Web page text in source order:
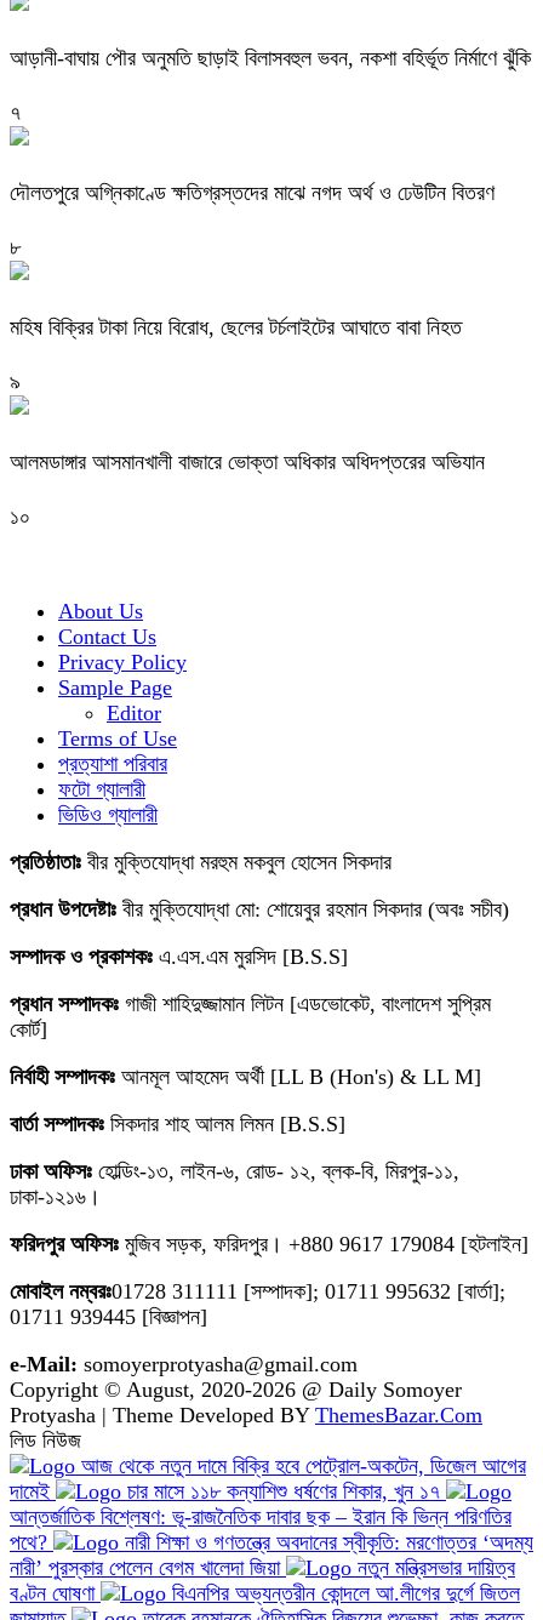
আড়ানী-বাঘায় পৌর অনুমতি ছাড়াই বিলাসবহুল ভবন, নকশা বহির্ভূত নির্মাণে ঝুঁকি
৭
দৌলতপুরে অগ্নিকাণ্ডে ক্ষতিগ্রস্তদের মাঝে নগদ অর্থ ও ঢেউটিন বিতরণ
৮
মহিষ বিক্রির টাকা নিয়ে বিরোধ, ছেলের টর্চলাইটের আঘাতে বাবা নিহত
৯
আলমডাঙ্গার আসমানখালী বাজারে ভোক্তা অধিকার অধিদপ্তরের অভিযান
১০
About Us
Contact Us
Privacy Policy
Sample Page
Editor
Terms of Use
প্রত্যাশা পরিবার
ফটো গ্যালারী
ভিডিও গ্যালারী
প্রতিষ্ঠাতাঃ বীর মুক্তিযোদ্ধা মরহুম মকবুল হোসেন সিকদার
প্রধান উপদেষ্টাঃ বীর মুক্তিযোদ্ধা মো: শোয়েবুর রহমান সিকদার (অবঃ সচীব)
সম্পাদক ও প্রকাশকঃ এ.এস.এম মুরসিদ [B.S.S]
প্রধান সম্পাদকঃ গাজী শাহিদুজ্জামান লিটন [এডভোকেট, বাংলাদেশ সুপ্রিম
কোর্ট]
নির্বাহী সম্পাদকঃ আনমূল আহমেদ অর্থী [LL B (Hon's) & LL M]
বার্তা সম্পাদকঃ সিকদার শাহ আলম লিমন [B.S.S]
ঢাকা অফিসঃ হোল্ডিং-১৩, লাইন-৬, রোড- ১২, ব্লক-বি, মিরপুর-১১,
ঢাকা-১২১৬।
ফরিদপুর অফিসঃ মুজিব সড়ক, ফরিদপুর। +880 9617 179084 [হটলাইন]
মোবাইল নম্বরঃ01728 311111 [সম্পাদক]; 01711 995632 [বার্তা];
01711 939445 [বিজ্ঞাপন]
e-Mail: somoyerprotyasha@gmail.com
Copyright © August, 2020-2026 @ Daily Somoyer
Protyasha | Theme Developed BY ThemesBazar.Com
লিড নিউজ
আজ থেকে নতুন দামে বিক্রি হবে পেট্রোল-অকটেন, ডিজেল আগের
দামেই
চার মাসে ১১৮ কন্যাশিশু ধর্ষণের শিকার, খুন ১৭
আন্তর্জাতিক বিশ্লেষণ: ভূ-রাজনৈতিক দাবার ছক – ইরান কি ভিন্ন পরিণতির
পথে?
নারী শিক্ষা ও গণতন্ত্রে অবদানের স্বীকৃতি: মরণোত্তর ‘অদম্য
নারী’ পুরস্কার পেলেন বেগম খালেদা জিয়া
নতুন মন্ত্রিসভার দায়িত্ব
বণ্টন ঘোষণা
বিএনপির অভ্যন্তরীন কোন্দলে আ.লীগের দুর্গে জিতল